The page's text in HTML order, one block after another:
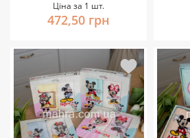
Ціна за 1 шт.
472,50 грн